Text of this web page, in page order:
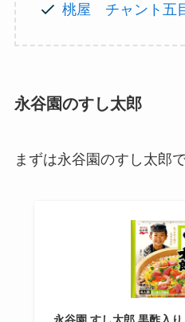
桃屋 チャント五
永谷園のすし太郎
まずは永谷園のすし太郎で